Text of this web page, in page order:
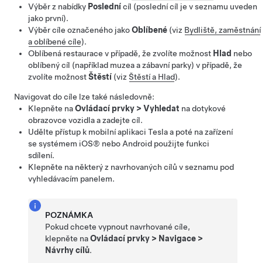
Výběr z nabídky Poslednícíl (poslední cíl je v seznamu uveden
jako první).
Výběr cíle označeného jakoOblíbené (viz Bydliště, zaměstnání
a oblíbené cíle).
Oblíbená restaurace v případě, že zvolíte možnost Hlad nebo
oblíbený cíl (například muzea a zábavní parky) v případě, že
zvolíte možnostŠtěstí (viz Štěstí a Hlad).
Navigovat do cíle lze také následovně:
Klepněte naOvládací prvky > Vyhledat na dotykové
obrazovce vozidla a zadejte cíl.
Udělte přístup k mobilní aplikaci Tesla a poté na zařízení
se systémem iOS® nebo Android použijte funkci
sdílení.
Klepněte na některý z navrhovaných cílů v seznamu pod
vyhledávacím panelem.
POZNÁMKA
Pokud chcete vypnout navrhované cíle,
klepněte naOvládací prvky > Navigace >
Návrhy cílů.